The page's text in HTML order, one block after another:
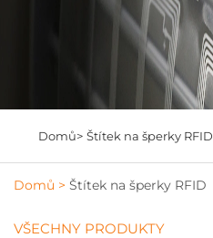
Domů> Štítek na šperky RFID
Domů > Štítek na šperky RFID
VŠECHNY PRODUKTY